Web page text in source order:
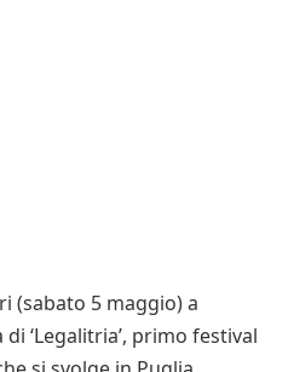
(sabato 5 maggio) a
‘Legalitria’, primo festival